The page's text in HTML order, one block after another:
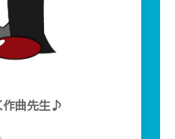
作曲先生♪